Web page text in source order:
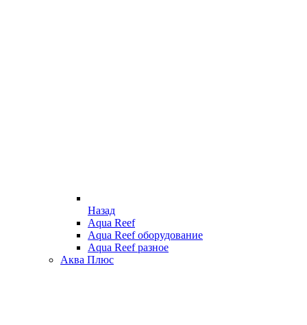
Назад
Aqua Reef
Aqua Reef оборудование
Aqua Reef разное
Аква Плюс